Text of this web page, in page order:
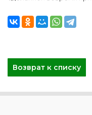
Возврат к списку